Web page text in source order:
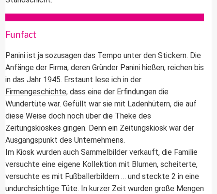
Funfact
Panini ist ja sozusagen das Tempo unter den Stickern. Die
Anfänge der Firma, deren Gründer Panini hießen, reichen bis
in das Jahr 1945. Erstaunt lese ich in der
Firmengeschichte, dass eine der Erfindungen die
Wundertüte war. Gefüllt war sie mit Ladenhütern, die auf
diese Weise doch noch über die Theke des
Zeitungskioskes gingen. Denn ein Zeitungskiosk war der
Ausgangspunkt des Unternehmens.
Im Kiosk wurden auch Sammelbilder verkauft, die Familie
versuchte eine eigene Kollektion mit Blumen, scheiterte,
versuchte es mit Fußballerbildern … und steckte 2 in eine
undurchsichtige Tüte. In kurzer Zeit wurden große Mengen